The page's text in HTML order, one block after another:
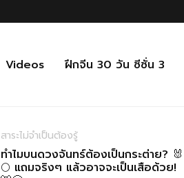
Videos ฝึกจีน 30 วัน ซีซั่น 3
สาระไม่จำเป็นต้องรู้
ทำไมบนดวงจันทร์ต้องเป็นกระต่าย? 🐰
🌕 แถมจริงๆ แล้วอาจจะเป็นเสือด้วย!